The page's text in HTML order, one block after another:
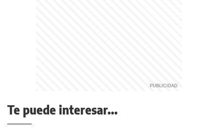
Te puede interesar...